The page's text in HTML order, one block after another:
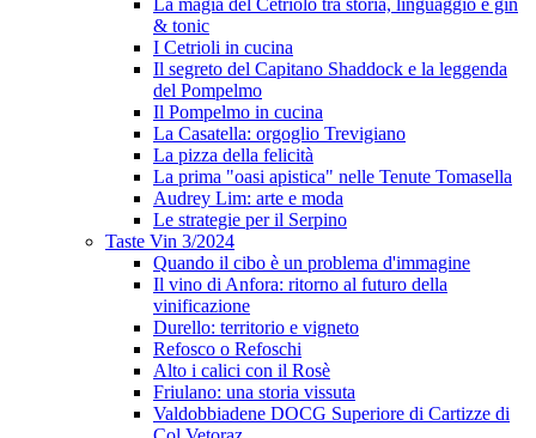
La magia del Cetriolo tra storia, linguaggio e gin
& tonic
I Cetrioli in cucina
Il segreto del Capitano Shaddock e la leggenda
del Pompelmo
Il Pompelmo in cucina
La Casatella: orgoglio Trevigiano
La pizza della felicità
La prima "oasi apistica" nelle Tenute Tomasella
Audrey Lim: arte e moda
Le strategie per il Serpino
Taste Vin 3/2024
Quando il cibo è un problema d'immagine
Il vino di Anfora: ritorno al futuro della
vinificazione
Durello: territorio e vigneto
Refosco o Refoschi
Alto i calici con il Rosè
Friulano: una storia vissuta
Valdobbiadene DOCG Superiore di Cartizze di